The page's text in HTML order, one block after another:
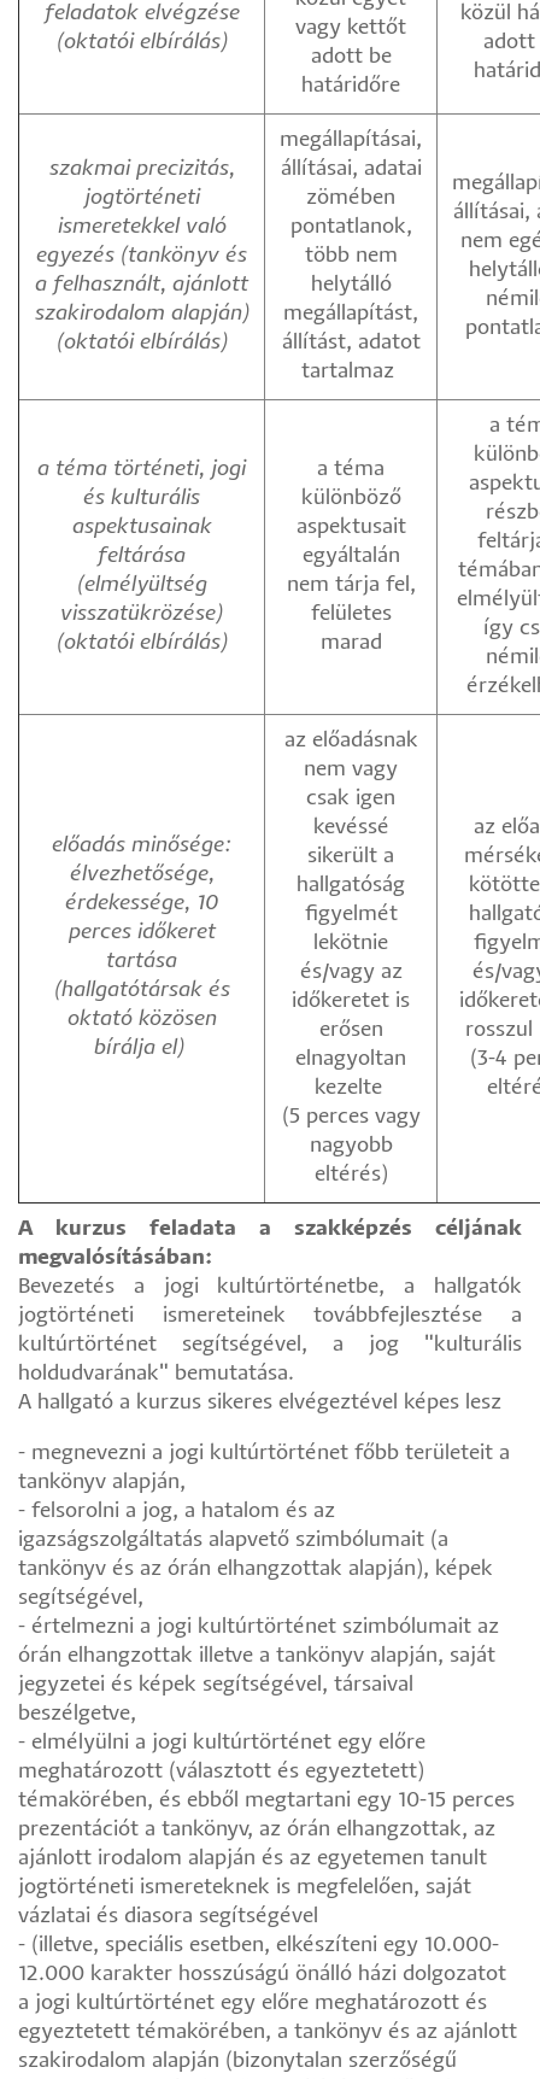
feladatok elvégzése
(oktatói elbírálás)
vagy kettőt
adott be
határidőre
közül
adott
szakmai precizitás,
jogtörténeti
ismeretekkel való
egyezés (tankönyv és
a felhasznált, ajánlott
szakirodalom alapján)
(oktatói elbírálás)
megállapításai,
állításai, adatai
zömében
pontatlanok,
több nem
helytálló
megállapítást,
állítást, adatot
tartalmaz
állításai,
nem
a téma történeti, jogi
és kulturális
aspektusainak
feltárása
(elmélyültség
visszatükrözése)
(oktatói elbírálás)
a téma
különböző
aspektusait
egyáltalán
nem tárja fel,
felületes
marad
a
így
előadás minősége:
élvezhetősége,
érdekessége, 10
perces időkeret
tartása
(hallgatótársak és
oktató közösen
bírálja el)
az előadásnak
nem vagy
csak igen
kevéssé
sikerült a
hallgatóság
figyelmét
lekötnie
és/vagy az
időkeretet is
erősen
elnagyoltan
kezelte
(5 perces vagy
nagyobb
eltérés)
az
és/
rosszul
(3-4
A kurzus feladata a szakképzés céljának
megvalósításában:
Bevezetés a jogi kultúrtörténetbe, a hallgatók
jogtörténeti ismereteinek továbbfejlesztése a
kultúrtörténet segítségével, a jog "kulturális
holdudvarának" bemutatása.
A hallgató a kurzus sikeres elvégeztével képes lesz
- megnevezni a jogi kultúrtörténet főbb területeit a
tankönyv alapján,
- felsorolni a jog, a hatalom és az
igazságszolgáltatás alapvető szimbólumait (a
tankönyv és az órán elhangzottak alapján), képek
segítségével,
- értelmezni a jogi kultúrtörténet szimbólumait az
órán elhangzottak illetve a tankönyv alapján, saját
jegyzetei és képek segítségével, társaival
beszélgetve,
- elmélyülni a jogi kultúrtörténet egy előre
meghatározott (választott és egyeztetett)
témakörében, és ebből megtartani egy 10-15 perces
prezentációt a tankönyv, az órán elhangzottak, az
ajánlott irodalom alapján és az egyetemen tanult
jogtörténeti ismereteknek is megfelelően, saját
vázlatai és diasora segítségével
- (illetve, speciális esetben, elkészíteni egy 10.000-
12.000 karakter hosszúságú önálló házi dolgozatot
a jogi kultúrtörténet egy előre meghatározott és
egyeztetett témakörében, a tankönyv és az ajánlott
szakirodalom alapján (bizonytalan szerzőségű